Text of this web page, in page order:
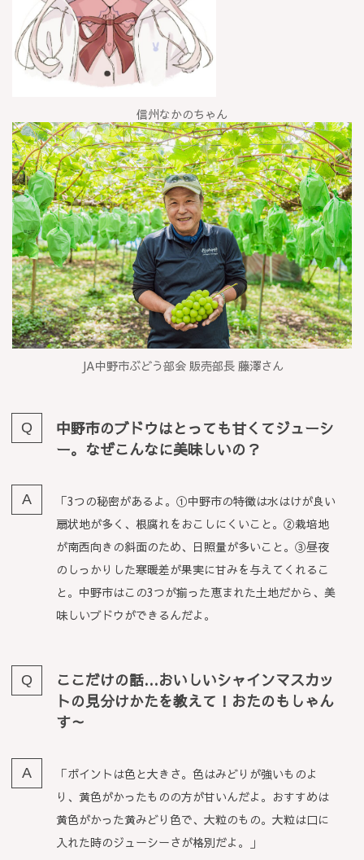
信州なかのちゃん
JA中野市ぶどう部会 販売部長 藤澤さん
中野市のブドウはとっても甘くてジューシ
ー。なぜこんなに美味しいの？
「3つの秘密があるよ。①中野市の特徴は水はけが良い
扇状地が多く、根腐れをおこしにくいこと。②栽培地
が南西向きの斜面のため、日照量が多いこと。③昼夜
のしっかりした寒暖差が果実に甘みを与えてくれるこ
と。中野市はこの3つが揃った恵まれた土地だから、美
味しいブドウができるんだよ。
ここだけの話…おいしいシャインマスカッ
トの見分けかたを教えて！おたのもしゃん
す～
「ポイントは色と大きさ。色はみどりが強いものよ
り、黄色がかったものの方が甘いんだよ。おすすめは
黄色がかった黄みどり色で、大粒のもの。大粒は口に
入れた時のジューシーさが格別だよ。」